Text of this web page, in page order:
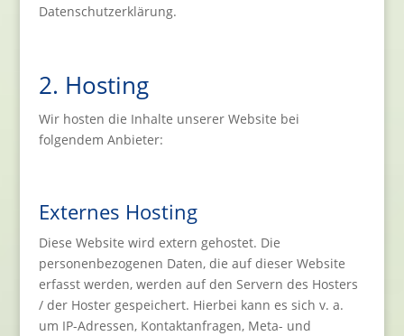
Datenschutzerklärung.
2. Hosting
Wir hosten die Inhalte unserer Website bei
folgendem Anbieter:
Externes Hosting
Diese Website wird extern gehostet. Die
personenbezogenen Daten, die auf dieser Website
erfasst werden, werden auf den Servern des Hosters
/ der Hoster gespeichert. Hierbei kann es sich v. a.
um IP-Adressen, Kontaktanfragen, Meta- und